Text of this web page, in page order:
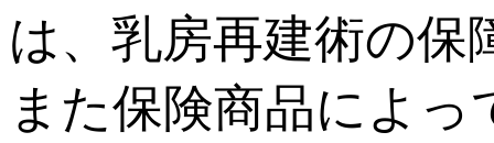
は、乳房再建術の保
また保険商品によ